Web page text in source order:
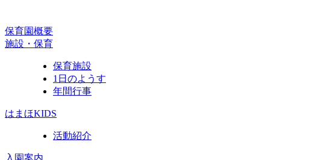
保育園概要
施設・保育
保育施設
1日のようす
年間行事
はまほKIDS
活動紹介
入園案内